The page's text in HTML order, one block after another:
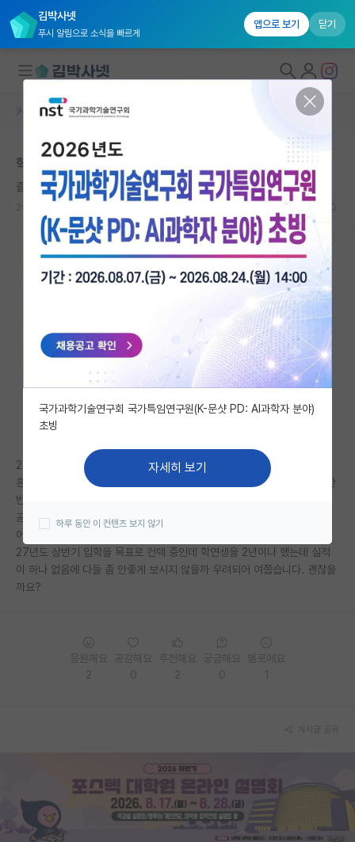
김박사넷
푸시 알림으로 소식을 빠르게
앱으로 보기 닫기
연구실&오픈랩
커뮤니티
커뮤니티 홈
IF 명예의전당
자유 게시판(아무개랩)
미국 유학 게시판
미국 대학원 합격 후기 게시판
대학원생 모집 게시판
연구실(PI) 홍보 게시판
석박사 채용 정보 게시판
인문사회 계열 게시판
특수/전문대학원 게시판
반도체/AI 게시판
커뮤니티 홈 자유 게시판(아무개랩)
학부연구생은 했는데 실적이 없습니다.
즐거운 가브리엘 마르케스
2년간 학부연구생 했고 논문이 안나오는 분야는 아닙니다.
혼자서 열심히 했는데 사실 랩미팅이나 논문리뷰 한 번 못받았고, 논문도 한
번도 써보지 못했어요.
공저자 실적도 없습니다. 그냥 혼자서 한 연구들만 페이퍼 형태로 저장해뒀
어요.
27년도 상반기 입학을 목표로 컨택 중인데 학연생을 2년이나 했는데 실적
이 하나 없음에 다들 좀 안좋게 보시지 않을까 우려되어 여쭙습니다. 괜찮을
까요?
국가과학기술연구회 국가특임연구원(K-문샷 PD: AI과학자 분야)
초빙
자세히 보기
하루 동안 이 컨텐츠 보지 않기